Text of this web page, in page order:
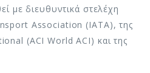
με διευθυντικά στελέχη
Association (IATA), της
(ACI World ACI) και της